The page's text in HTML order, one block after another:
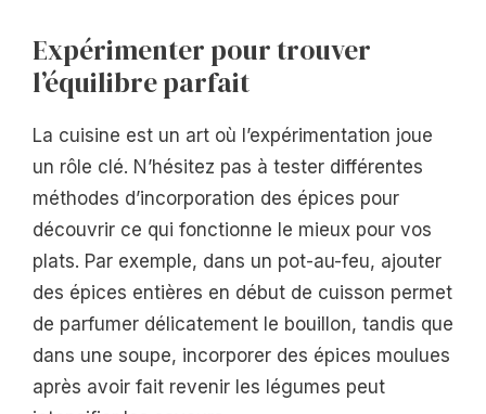
Expérimenter pour trouver
l’équilibre parfait
La cuisine est un art où l’expérimentation joue
un rôle clé. N’hésitez pas à tester différentes
méthodes d’incorporation des épices pour
découvrir ce qui fonctionne le mieux pour vos
plats. Par exemple, dans un pot-au-feu, ajouter
des épices entières en début de cuisson permet
de parfumer délicatement le bouillon, tandis que
dans une soupe, incorporer des épices moulues
après avoir fait revenir les légumes peut